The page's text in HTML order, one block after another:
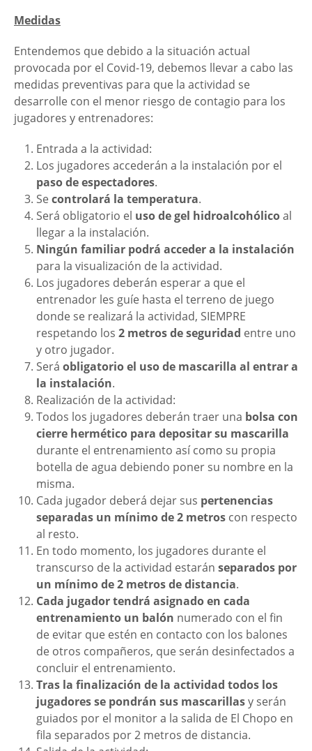
Medidas
Entendemos que debido a la situación actual
provocada por el Covid-19, debemos llevar a cabo las
medidas preventivas para que la actividad se
desarrolle con el menor riesgo de contagio para los
jugadores y entrenadores:
Entrada a la actividad:
Los jugadores accederán a la instalación por el
paso de espectadores.
Se controlará la temperatura.
Será obligatorio el uso de gel hidroalcohólicoal
llegar a la instalación.
Ningún familiar podrá acceder a la instalación
para la visualización de la actividad.
Los jugadores deberán esperar a que el
entrenador les guíe hasta el terreno de juego
donde se realizará la actividad, SIEMPRE
respetando los 2 metros de seguridad entre uno
y otro jugador.
Será obligatorio el uso de mascarilla al entrar a
la instalación.
Realización de la actividad:
Todos los jugadores deberán traer una bolsa con
cierre hermético para depositar su mascarilla
durante el entrenamiento así como su propia
botella de agua debiendo poner su nombre en la
misma.
Cada jugador deberá dejar sus pertenencias
separadas un mínimo de 2 metros con respecto
al resto.
En todo momento, los jugadores durante el
transcurso de la actividad estarán separados por
un mínimo de 2 metros de distancia.
Cada jugador tendrá asignado en cada
entrenamiento un balón numerado con el fin
de evitar que estén en contacto con los balones
de otros compañeros, que serán desinfectados a
concluir el entrenamiento.
Tras la finalización de la actividad todos los
jugadores se pondrán sus mascarillasy serán
guiados por el monitor a la salida de El Chopo en
fila separados por 2 metros de distancia.